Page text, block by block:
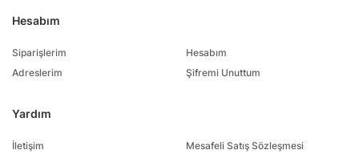
Hesabım
Siparişlerim
Adreslerim
Hesabım
Şifremi Unuttum
Yardım
İletişim
Mesafeli Satış Sözleşmesi